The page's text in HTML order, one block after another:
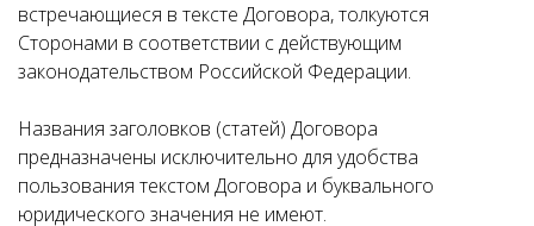
встречающиеся в тексте Договора, толкуются
Сторонами в соответствии с действующим
законодательством Российской Федерации.
Названия заголовков (статей) Договора
предназначены исключительно для удобства
пользования текстом Договора и буквального
юридического значения не имеют.